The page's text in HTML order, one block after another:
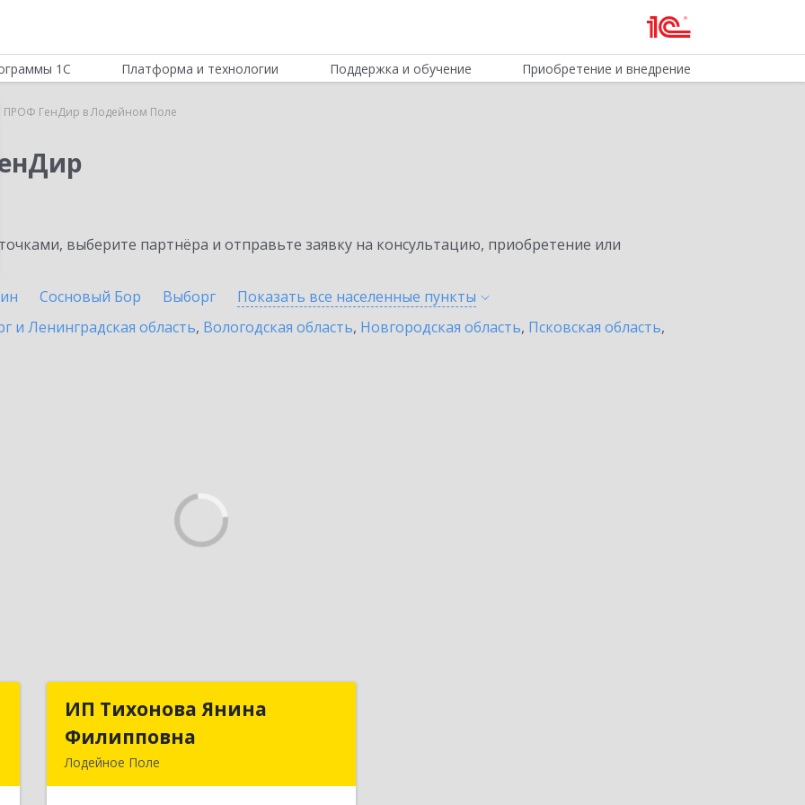
1С Платформа и технологии Поддержка и обучение Приобретение и внедрение
ПРОФ ГенДир в Лодейном Поле
выберите партнёра и отправьте заявку на консультацию, приобретение или
Сосновый Бор Выборг Показать все населенные пункты
и Ленинградская область, Вологодская область, Новгородская область, Псковская область,
ИП Тихонова Янина
Филипповна
Лодейное Поле
ИП Тихонова Янина